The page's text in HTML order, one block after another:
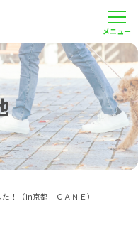
！（in京都 ＣＡＮＥ）